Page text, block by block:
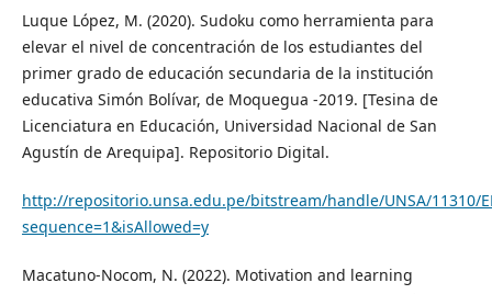
Luque López, M. (2020). Sudoku como herramienta para
elevar el nivel de concentración de los estudiantes del
primer grado de educación secundaria de la institución
educativa Simón Bolívar, de Moquegua -2019. [Tesina de
Licenciatura en Educación, Universidad Nacional de San
Agustín de Arequipa]. Repositorio Digital.
http://repositorio.unsa.edu.pe/bitstream/handle/UNSA/11310/
sequence=1&isAllowed=y
Macatuno-Nocom, N. (2022). Motivation and learning